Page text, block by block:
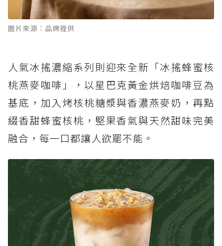
圖片來源：品牌提供
人氣冰搖濃縮系列則迎來全新「冰搖蜂蜜核
桃燕麥咖啡」，以星巴克黃金烘焙咖啡豆為
基底，加入烤核桃糖漿與香濃燕麥奶，再點
綴香甜蜂蜜核桃，堅果香氣與天然甜味完美
融合，每一口都讓人欲罷不能。